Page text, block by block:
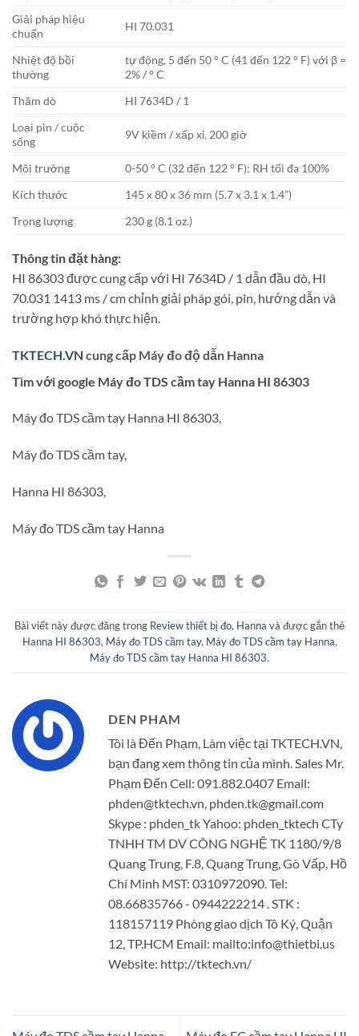
Giải pháp hiệu
chuẩn
HI 70.031
Nhiệt độ bồi
thường
tự động, 5 đến 50 ° C (41 đến 122 ° F) với β =
2% / ° C
Thăm dò
HI 7634D / 1
Loại pin / cuộc
sống
9V kiềm / xấp xỉ. 200 giờ
Môi trường
0-50 ° C (32 đến 122 ° F); RH tối đa 100%
Kích thước
145 x 80 x 36 mm (5.7 x 3.1 x 1.4”)
Trọng lượng
230 g (8.1 oz.)
Thông tin đặt hàng:
HI 86303 được cung cấp với HI 7634D / 1 dẫn đầu dò, HI
70.031 1413 ms / cm chỉnh giải pháp gói, pin, hướng dẫn và
trường hợp khó thực hiện.
TKTECH.VN cung cấp Máy đo độ dẫn Hanna
Tìm với google Máy đo TDS cầm tay Hanna HI 86303
Máy đo TDS cầm tay Hanna HI 86303,
Máy đo TDS cầm tay,
Hanna HI 86303,
Máy đo TDS cầm tay Hanna
Bài viết này được đăng trong Review thiết bị đo, Hanna và được gắn thẻ
Hanna HI 86303, Máy đo TDS cầm tay, Máy đo TDS cầm tay Hanna,
Máy đo TDS cầm tay Hanna HI 86303.
DEN PHAM
Tôi là Đến Phạm, Làm việc tại TKTECH.VN,
bạn đang xem thông tin của mình. Sales Mr.
Phạm Đến Cell: 091.882.0407 Email:
phden@tktech.vn, phden.tk@gmail.com
Skype : phden_tk Yahoo: phden_tktech CTy
TNHH TM DV CÔNG NGHỆ TK 1180/9/8
Quang Trung, F.8, Quang Trung, Gò Vấp, Hồ
Chí Minh MST: 0310972090. Tel:
08.66835766 - 0944222214 . STK :
118157119 Phòng giao dịch Tô Ký, Quận
12, TP.HCM Email: mailto:info@thietbi.us
Website: http://tktech.vn/